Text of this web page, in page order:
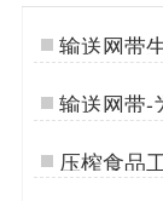
输送网带
需定制[
输送网带-
娜鸶过滤
压榨食品
磨[丹娜